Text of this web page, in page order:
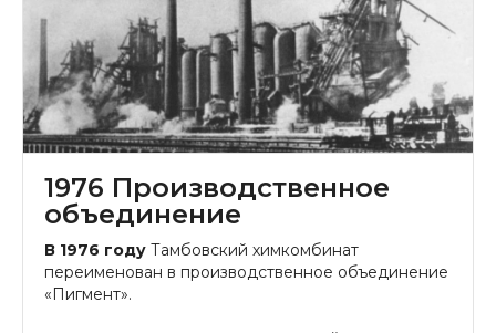
1976 Производственное
объединение
В 1976 году Тамбовский химкомбинат
переименован в производственное объединение
«Пигмент».